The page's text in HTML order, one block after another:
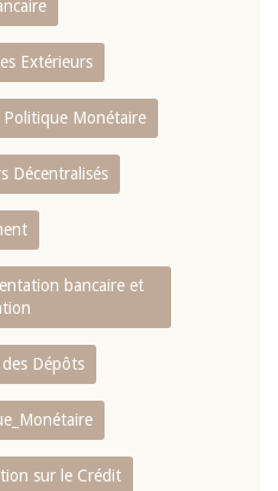
Extérieurs
Politique Monétaire
Décentralisés
bancaire et
Dépôts
sur le Crédit